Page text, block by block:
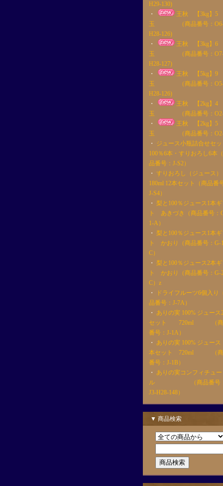
H29-130)
・
王秋 【3kg】5
玉 （商品番号：
H28-126)
・
王秋 【3kg】6
玉 （商品番号：
H28-127)
・
王秋 【5kg】9
玉 （商品番号：
H28-126)
・
王秋 【2kg】4
玉 （商品番号：O2-
・
王秋 【2kg】5
玉 （商品番号：O2-
・
ジュース小瓶詰合せセッ
100％6本・すりおろし6本
品番号：J-S2）
・ すりおろし（ジュース）
180ml 12本セット（商品番
J-S4）
・ 梨と100％ジュース1本ギ
ト あきづき（商品番号：
1-A）
・ 梨と100％ジュース1本ギ
ト かおり（商品番号：G-
C）
・ 梨と100％ジュース2本ギ
ト かおり（商品番号：G-
C）z
・
ドライフルーツ6個入り
品番号：J-7A）
・ ありの実 100% ジュース
セット 720ml （商
番号：J-1A）
・ ありの実 100% ジュー
本セット 720ml （商
番号：J-1B）
・ ありの実コンフィチュー
ル （商品番号
J3-H28-148）
▼ 商品検索